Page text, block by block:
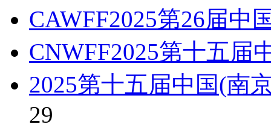
CAWFF2025第26届中
CNWFF2025第十五届
2025第十五届中国(南
29